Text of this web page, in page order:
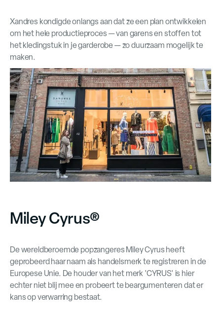
Xandres kondigde onlangs aan dat ze een plan ontwikkelen
om het hele productieproces — van garens en stoffen tot
het kledingstuk in je garderobe — zo duurzaam mogelijk te
maken.
Miley Cyrus®
De wereldberoemde popzangeres Miley Cyrus heeft
geprobeerd haar naam als handelsmerk te registreren in de
Europese Unie. De houder van het merk 'CYRUS' is hier
echter niet blij mee en probeert te beargumenteren dat er
kans op verwarring bestaat.